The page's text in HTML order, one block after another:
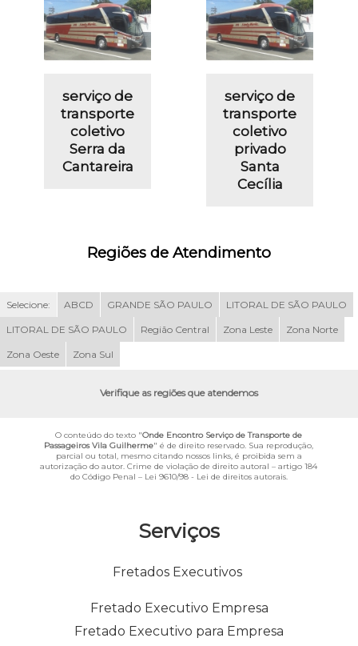
Serviços
Fretados Executivos
Fretado Executivo Empresa
Fretado Executivo para Empresa
serviço de
transporte
coletivo
Serra da
Cantareira
serviço de
transporte
coletivo
privado
Santa
Cecília
Regiões de Atendimento
Selecione: ABCD GRANDE SÃO PAULO LITORAL DE SÃO PAULO
LITORAL DE SÃO PAULO Região Central Zona Leste Zona Norte
Zona Oeste Zona Sul
Verifique as regiões que atendemos
O conteúdo do texto "Onde Encontro Serviço de Transporte de
Passageiros Vila Guilherme" é de direito reservado. Sua reprodução,
parcial ou total, mesmo citando nossos links, é proibida sem a
autorização do autor. Crime de violação de direito autoral – artigo 184
do Código Penal – Lei 9610/98 - Lei de direitos autorais.